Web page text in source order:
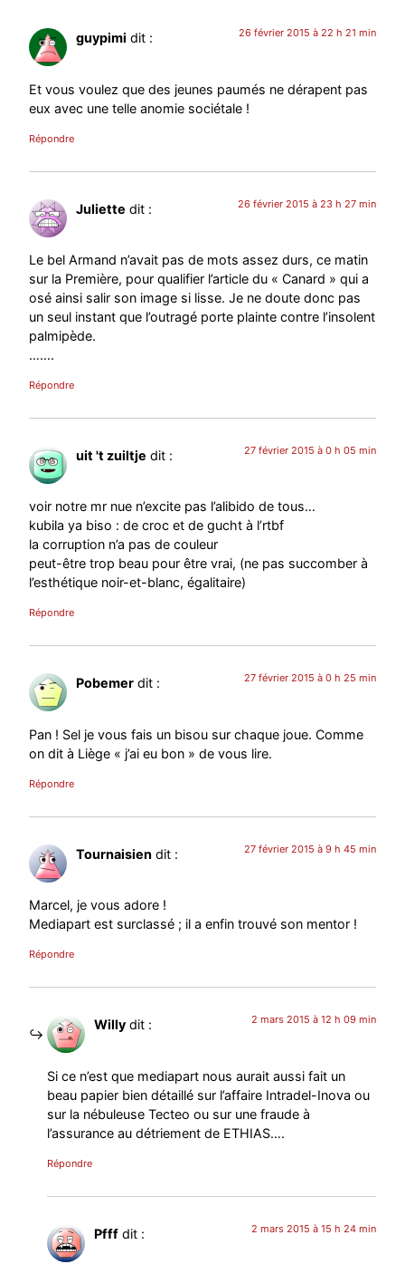
guypimi dit : 26 février 2015 à 22 h 21 min
Et vous voulez que des jeunes paumés ne dérapent pas
eux avec une telle anomie sociétale !
Répondre
Juliette dit : 26 février 2015 à 23 h 27 min
Le bel Armand n’avait pas de mots assez durs, ce matin
sur la Première, pour qualifier l’article du « Canard » qui a
osé ainsi salir son image si lisse. Je ne doute donc pas
un seul instant que l’outragé porte plainte contre l’insolent
palmipède.
…….
Répondre
uit 't zuiltje dit : 27 février 2015 à 0 h 05 min
voir notre mr nue n’excite pas l’alibido de tous…
kubila ya biso : de croc et de gucht à l’rtbf
la corruption n’a pas de couleur
peut-être trop beau pour être vrai, (ne pas succomber à
l’esthétique noir-et-blanc, égalitaire)
Répondre
Pobemer dit : 27 février 2015 à 0 h 25 min
Pan ! Sel je vous fais un bisou sur chaque joue. Comme
on dit à Liège « j’ai eu bon » de vous lire.
Répondre
Tournaisien dit : 27 février 2015 à 9 h 45 min
Marcel, je vous adore !
Mediapart est surclassé ; il a enfin trouvé son mentor !
Répondre
Willy dit : 2 mars 2015 à 12 h 09 min
Si ce n’est que mediapart nous aurait aussi fait un
beau papier bien détaillé sur l’affaire Intradel-Inova ou
sur la nébuleuse Tecteo ou sur une fraude à
l’assurance au détriement de ETHIAS….
Répondre
Pfff dit : 2 mars 2015 à 15 h 24 min